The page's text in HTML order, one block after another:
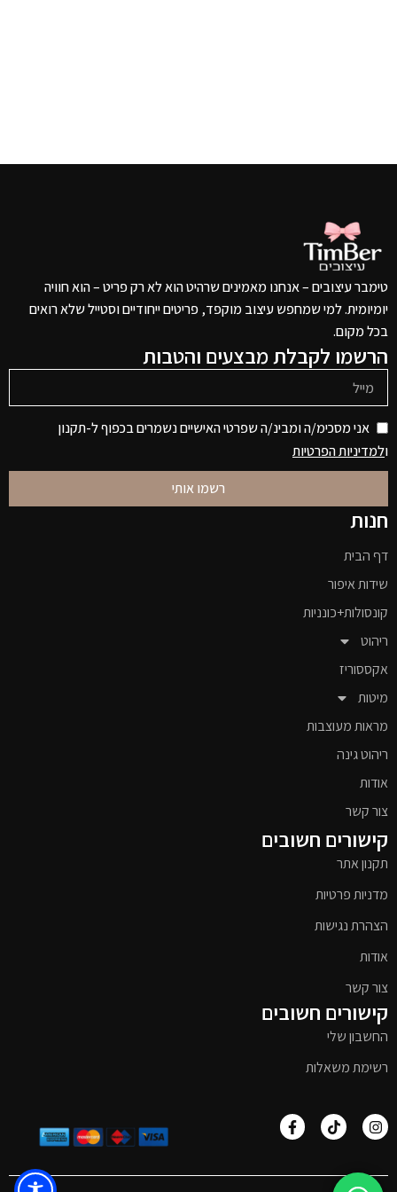
טימבר עיצובים – אנחנו מאמינים שרהיט הוא לא רק פריט – הוא חוויה
יומיומית. למי שמחפש עיצוב מוקפד, פריטים ייחודיים וסטייל שלא רואים
בכל מקום.
הרשמו לקבלת מבצעים והטבות
אני מסכימ/ה ומבינ/ה שפרטי האישיים נשמרים בכפוף ל-תקנון
ולמדיניות הפרטיות
רשמו אותי
חנות
דף הבית
שידות איפור
קונסולות+כונניות
ריהוט
אקססוריז
מיטות
מראות מעוצבות
ריהוט גינה
אודות
צור קשר
קישורים חשובים
תקנון אתר
מדניות פרטיות
הצהרת נגישות
אודות
צור קשר
קישורים חשובים
החשבון שלי
רשימת משאלות